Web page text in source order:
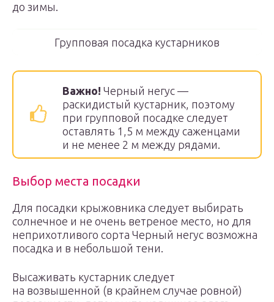
до зимы.
Групповая посадка кустарников
Важно! Черный негус —
раскидистый кустарник, поэтому
при групповой посадке следует
оставлять 1,5 м между саженцами
и не менее 2 м между рядами.
Выбор места посадки
Для посадки крыжовника следует выбирать
солнечное и не очень ветреное место, но для
неприхотливого сорта Черный негус возможна
посадка и в небольшой тени.
Высаживать кустарник следует
на возвышенной (в крайнем случае ровной)